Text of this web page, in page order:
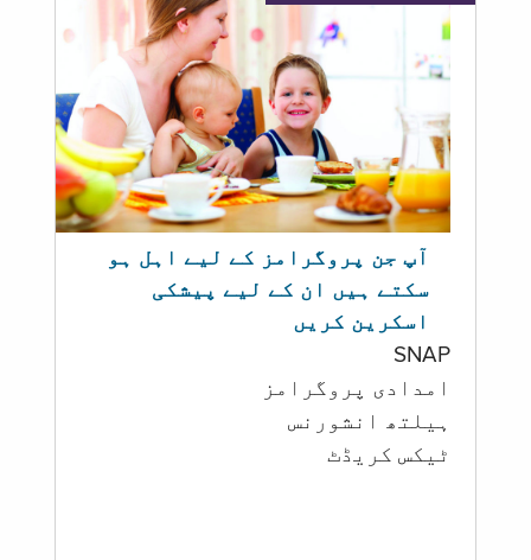
آپ جن پروگرامز کے لیے اہل ہو
سکتے ہیں ان کے لیے پیشکی
اسکرین کریں
SNAP
امدادی پروگرامز
‏ہیلتھ انشورنس
ٹیکس کریڈٹ